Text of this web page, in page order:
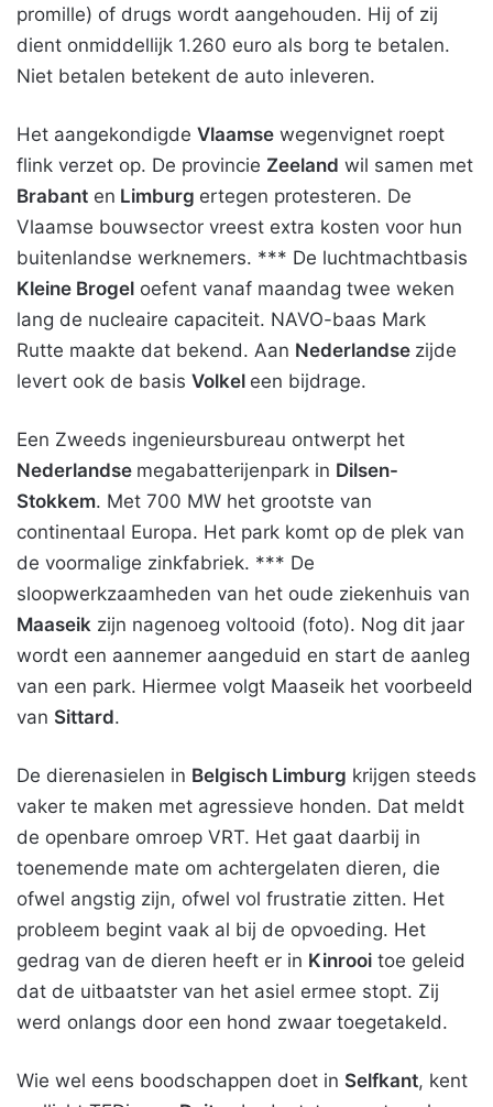
promille) of drugs wordt aangehouden. Hij of zij
dient onmiddellijk 1.260 euro als borg te betalen.
Niet betalen betekent de auto inleveren.
Het aangekondigde Vlaamse wegenvignet roept
flink verzet op. De provincie Zeeland wil samen met
Brabant en Limburg ertegen protesteren. De
Vlaamse bouwsector vreest extra kosten voor hun
buitenlandse werknemers. *** De luchtmachtbasis
Kleine Brogel oefent vanaf maandag twee weken
lang de nucleaire capaciteit. NAVO-baas Mark
Rutte maakte dat bekend. Aan Nederlandse zijde
levert ook de basis Volkel een bijdrage.
Een Zweeds ingenieursbureau ontwerpt het
Nederlandse megabatterijenpark in Dilsen-
Stokkem. Met 700 MW het grootste van
continentaal Europa. Het park komt op de plek van
de voormalige zinkfabriek. *** De
sloopwerkzaamheden van het oude ziekenhuis van
Maaseik zijn nagenoeg voltooid (foto). Nog dit jaar
wordt een aannemer aangeduid en start de aanleg
van een park. Hiermee volgt Maaseik het voorbeeld
van Sittard.
De dierenasielen in Belgisch Limburg krijgen steeds
vaker te maken met agressieve honden. Dat meldt
de openbare omroep VRT. Het gaat daarbij in
toenemende mate om achtergelaten dieren, die
ofwel angstig zijn, ofwel vol frustratie zitten. Het
probleem begint vaak al bij de opvoeding. Het
gedrag van de dieren heeft er in Kinrooi toe geleid
dat de uitbaatster van het asiel ermee stopt. Zij
werd onlangs door een hond zwaar toegetakeld.
Wie wel eens boodschappen doet in Selfkant, kent